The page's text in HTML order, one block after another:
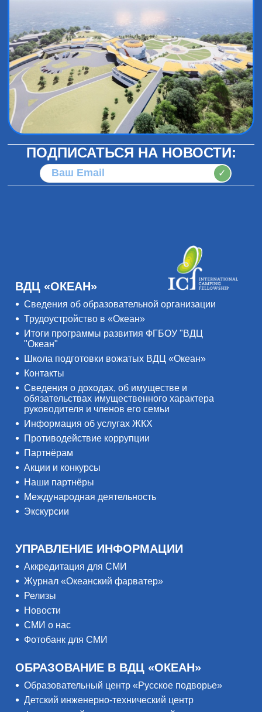
ПОДПИСАТЬСЯ НА НОВОСТИ:
✓
ВДЦ «ОКЕАН»
Сведения об образовательной организации
Трудоустройство в «Океан»
Итоги программы развития ФГБОУ "ВДЦ
"Океан"
Школа подготовки вожатых ВДЦ «Океан»
Контакты
Сведения о доходах, об имуществе и
обязательствах имущественного характера
руководителя и членов его семьи
Информация об услугах ЖКХ
Противодействие коррупции
Партнёрам
Акции и конкурсы
Наши партнёры
Международная деятельность
Экскурсии
УПРАВЛЕНИЕ ИНФОРМАЦИИ
Аккредитация для СМИ
Журнал «Океанский фарватер»
Релизы
Новости
СМИ о нас
Фотобанк для СМИ
ОБРАЗОВАНИЕ В ВДЦ «ОКЕАН»
Образовательный центр «Русское подворье»
Детский инженерно-технический центр